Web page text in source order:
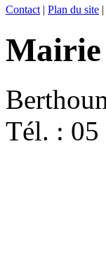
Contact | Plan du site |
Mairie
Tél. : 05